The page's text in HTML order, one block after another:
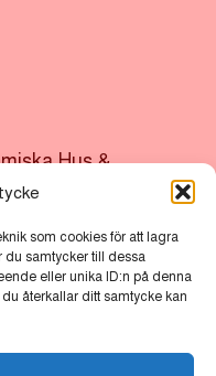
som cookies för att lagra
du samtycker till dessa
eller unika ID:n på denna
återkallar ditt samtycke kan
Hus &
Kommun•SH
Uppsala